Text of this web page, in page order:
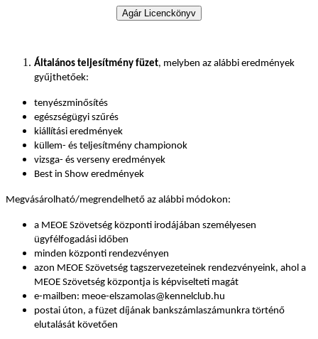
Általános teljesítmény füzet, melyben az alábbi eredmények
gyűjthetőek:
tenyészminősítés
egészségügyi szűrés
kiállítási eredmények
küllem- és teljesítmény championok
vizsga- és verseny eredmények
Best in Show eredmények
Megvásárolható/megrendelhető az alábbi módokon:
a MEOE Szövetség központi irodájában személyesen
ügyfélfogadási időben
minden központi rendezvényen
azon MEOE Szövetség tagszervezeteinek rendezvényeink, ahol a
MEOE Szövetség központja is képviselteti magát
e-mailben: meoe-elszamolas@kennelclub.hu
postai úton, a füzet díjának bankszámlaszámunkra történő
elutalását követően